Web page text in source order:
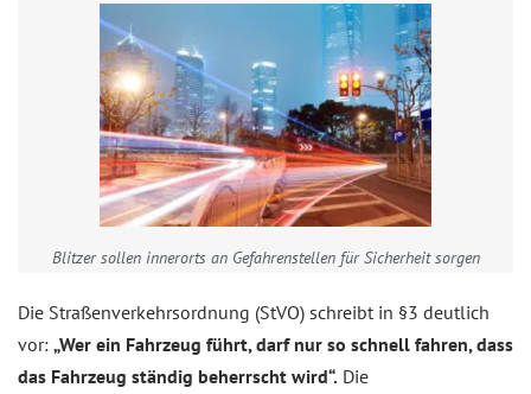
Blitzer sollen innerorts an Gefahrenstellen für Sicherheit sorgen
Die Straßenverkehrsordnung (StVO) schreibt in §3 deutlich
vor: „Wer ein Fahrzeug führt, darf nur so schnell fahren, dass
das Fahrzeug ständig beherrscht wird“. Die